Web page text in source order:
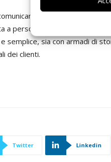
facilmente con la
a personalizzare l'output dei
semplice, sia con armadi di
dei clienti.
Twitter Linkedin